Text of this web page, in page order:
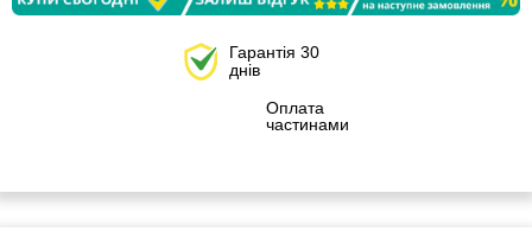
Гарантія 30
днів
Оплата
частинами